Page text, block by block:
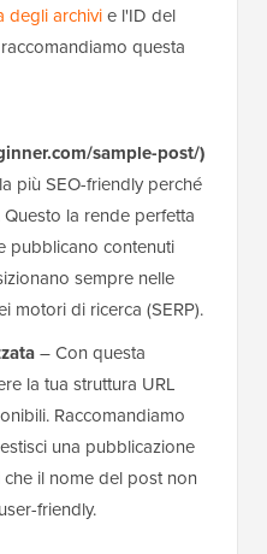
degli archivie l'ID del
questa
sample-post/)
più SEO-friendly perché
la rende perfetta
pubblicano contenuti
sempre nelle
motori di ricerca (SERP).
– Con questa
la tua struttura URL
Raccomandiamo
una pubblicazione
il nome del post non
friendly.